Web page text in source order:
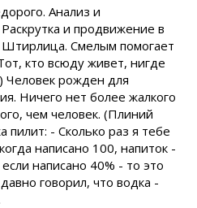
Анализ и
и продвижение в
Штирлица. Смелым помогает
кто всюду живет, нигде
Человек рожден для
Ничего нет более жалкого
чем человек. (Плиний
- Сколько раз я тебе
написано 100, напиток -
написано 40% - то это
говорил, что водка -